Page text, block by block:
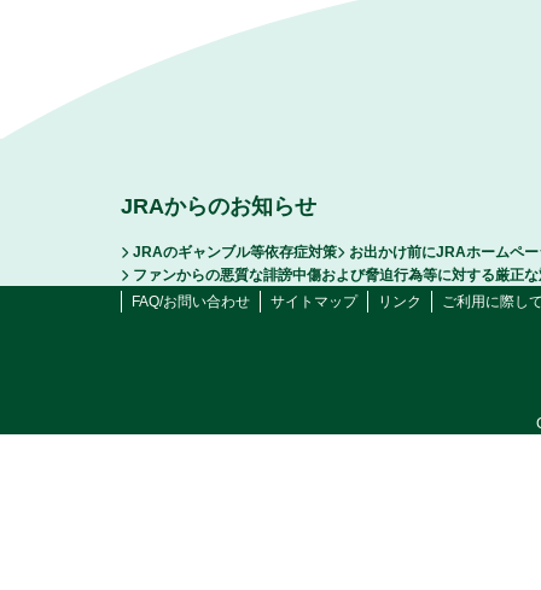
JRAからのお知らせ
JRAのギャンブル等依存症対策
お出かけ前にJRAホームペ
ファンからの悪質な誹謗中傷および脅迫行為等に対する厳正
FAQ/お問い合わせ
サイトマップ リンク ご利用に際し